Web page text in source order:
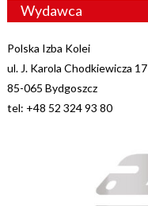
Wydawca
Polska Izba Kolei
ul. J. Karola Chodkiewicza 17
85-065 Bydgoszcz
tel: +48 52 324 93 80